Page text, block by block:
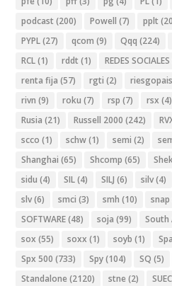
podcast (200) Powell (7) pplt
PYPL(27) qcom (9) Qqq (224)
RCL(1) rddt (1) REDES SOCIALES
renta fija (57) rgti (2) riesgopais
rivn (9) roku (7) rsp (7) rsx (4)
Rusia (21) Russell 2000 (242)
scco (1) schw(1) semi (2)
Shanghai (65) Shcomp (65)
sidu (4) SIL(4) SILJ (6) silv(4)
slv(6) smci (3) smh (10) snap
SOFTWARE(48) soja (99) South
sox (55) soxx (1) soyb (1)
Spx 500 (733) Spy(104) SQ (5)
Standalone (2120) stne (2)